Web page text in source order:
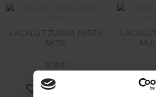
LACALUT ZUBNA PASTA
AKTIV
5,10 €
Dodaj u listu želja